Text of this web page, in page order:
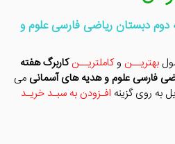
۳۰,۰۰۰ تومان
است.
دوم دبستان ریاضی فارسی علوم و
بهتریــن وکاملتریــنکاربرگ هفته
فارسی علوم و هدیه های آسمانی می
به روی گزینه افـزودن به سبـد خریـد